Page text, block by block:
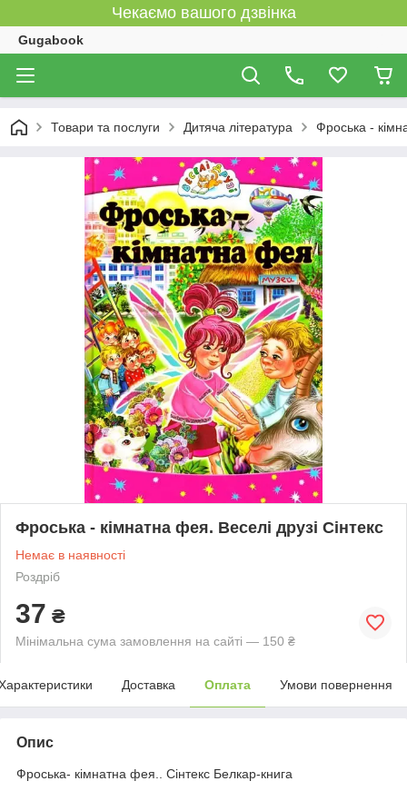
Чекаємо вашого дзвінка
Gugabook
Товари та послуги Дитяча література Фроська -
Фроська - кімнатна фея. Веселі друзі Сінтекс
Немає в наявності
Роздріб
37 ₴
Мінімальна сума замовлення на сайті — 150 ₴
Доставка Оплата Умови повернення
Опис
Фроська- кімнатна фея.. Сінтекс Белкар-книга